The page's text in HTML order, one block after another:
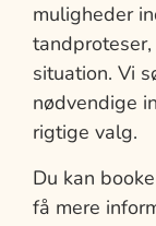
muligheder
situation. Vi
nødvendige
rigtige valg.
Du kan
få mere